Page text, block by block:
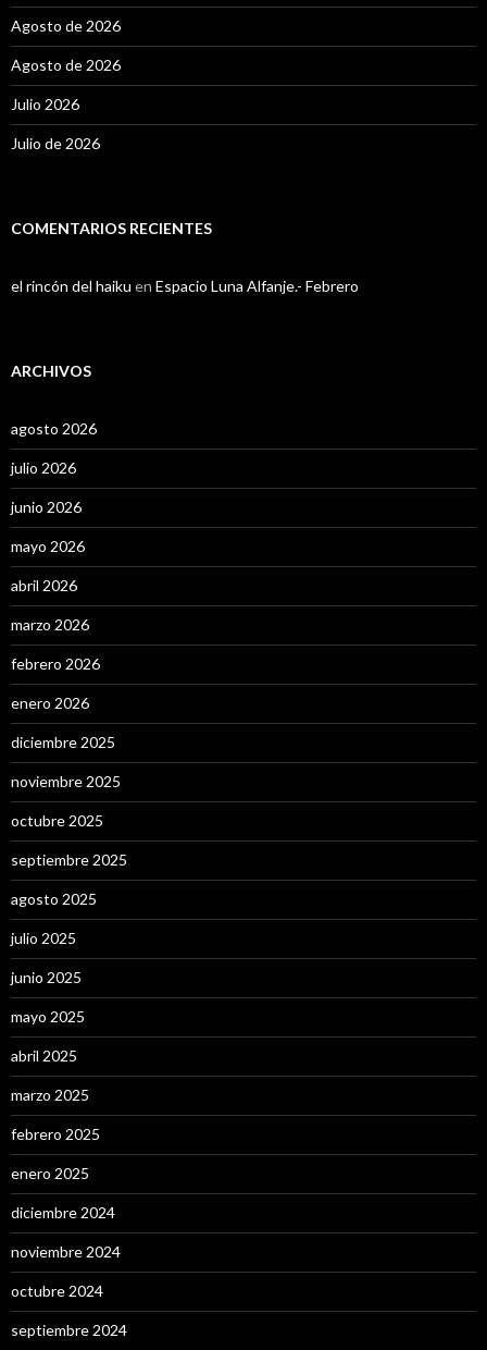
Agosto de 2026
Agosto de 2026
Julio 2026
Julio de 2026
COMENTARIOS RECIENTES
el rincón del haiku en Espacio Luna Alfanje.- Febrero
ARCHIVOS
agosto 2026
julio 2026
junio 2026
mayo 2026
abril 2026
marzo 2026
febrero 2026
enero 2026
diciembre 2025
noviembre 2025
octubre 2025
septiembre 2025
agosto 2025
julio 2025
junio 2025
mayo 2025
abril 2025
marzo 2025
febrero 2025
enero 2025
diciembre 2024
noviembre 2024
octubre 2024
septiembre 2024